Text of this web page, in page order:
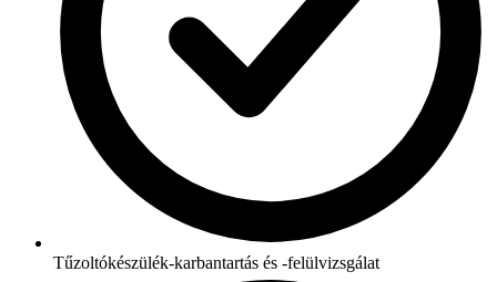
Tűzoltókészülék-karbantartás és -felülvizsgálat